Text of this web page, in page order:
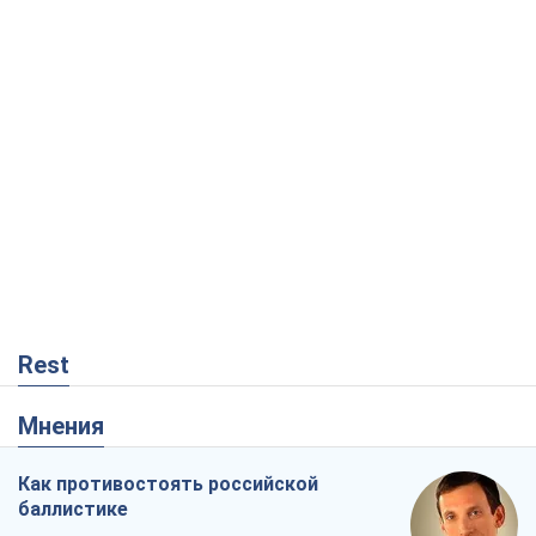
Rest
Мнения
Как противостоять российской
баллистике